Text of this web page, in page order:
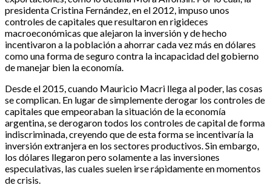
presidenta Cristina Fernández, en el 2012, impuso unos
controles de capitales que resultaron en rigideces
macroeconómicas que alejaron la inversión y de hecho
incentivaron a la población a ahorrar cada vez más en dólares
como una forma de seguro contra la incapacidad del gobierno
de manejar bien la economía.
Desde el 2015, cuando Mauricio Macri llega al poder, las cosas
se complican. En lugar de simplemente derogar los controles de
capitales que empeoraban la situación de la economía
argentina, se derogaron todos los controles de capital de forma
indiscriminada, creyendo que de esta forma se incentivaría la
inversión extranjera en los sectores productivos. Sin embargo,
los dólares llegaron pero solamente a las inversiones
especulativas, las cuales suelen irse rápidamente en momentos
de crisis.